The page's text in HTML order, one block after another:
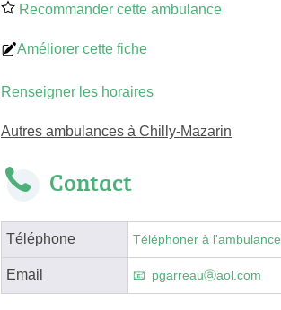
Recommander cette ambulance
Améliorer cette fiche
Renseigner les horaires
Autres ambulances à Chilly-Mazarin
Contact
Téléphone Téléphoner à l'ambulance
Email pgarreauⓐaol.com